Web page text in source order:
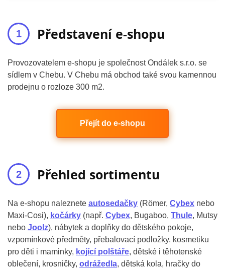
Představení e-shopu
Provozovatelem e-shopu je společnost Ondálek s.r.o. se
sídlem v Chebu. V Chebu má obchod také svou kamennou
prodejnu o rozloze 300 m2.
Přejít do e-shopu
Přehled sortimentu
Na e-shopu naleznete autosedačky (Römer, Cybex nebo
Maxi-Cosi), kočárky (např. Cybex, Bugaboo, Thule, Mutsy
nebo Joolz), nábytek a doplňky do dětského pokoje,
vzpomínkové předměty, přebalovací podložky, kosmetiku
pro děti i maminky, kojící polštáře, dětské i těhotenské
oblečení, krosničky, odrážedla, dětská kola, hračky do